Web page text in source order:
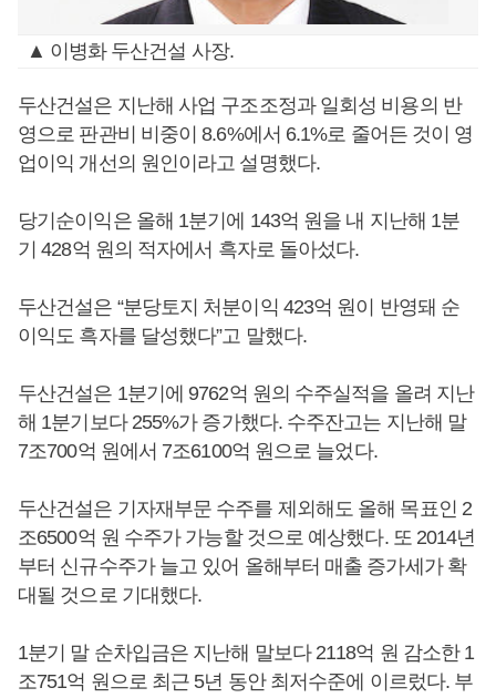
▲ 이병화 두산건설 사장.
두산건설은 지난해 사업 구조조정과 일회성 비용의 반
영으로 판관비 비중이 8.6%에서 6.1%로 줄어든 것이 영
업이익 개선의 원인이라고 설명했다.
당기순이익은 올해 1분기에 143억 원을 내 지난해 1분
기 428억 원의 적자에서 흑자로 돌아섰다.
두산건설은 “분당토지 처분이익 423억 원이 반영돼 순
이익도 흑자를 달성했다”고 말했다.
두산건설은 1분기에 9762억 원의 수주실적을 올려 지난
해 1분기보다 255%가 증가했다. 수주잔고는 지난해 말
7조700억 원에서 7조6100억 원으로 늘었다.
두산건설은 기자재부문 수주를 제외해도 올해 목표인 2
조6500억 원 수주가 가능할 것으로 예상했다. 또 2014년
부터 신규수주가 늘고 있어 올해부터 매출 증가세가 확
대될 것으로 기대했다.
1분기 말 순차입금은 지난해 말보다 2118억 원 감소한 1
조751억 원으로 최근 5년 동안 최저수준에 이르렀다. 부